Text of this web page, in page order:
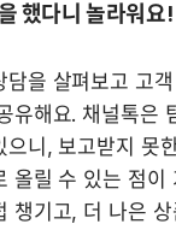
했다니 놀라워요!
담을 살펴보고 고
유해요. 채널톡은
으니, 보고받지 못
올릴 수 있는 점이
챙기고, 더 나은